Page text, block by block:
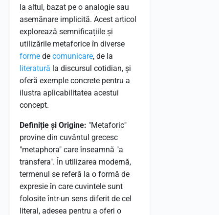
la altul, bazat pe o analogie sau
asemănare implicită. Acest articol
explorează semnificațiile și
utilizările metaforice în diverse
forme de comunicare, de la
literatură la discursul cotidian, și
oferă exemple concrete pentru a
ilustra aplicabilitatea acestui
concept.
Definiție și Origine: "Metaforic"
provine din cuvântul grecesc
"metaphora" care înseamnă "a
transfera". În utilizarea modernă,
termenul se referă la o formă de
expresie în care cuvintele sunt
folosite într-un sens diferit de cel
literal, adesea pentru a oferi o